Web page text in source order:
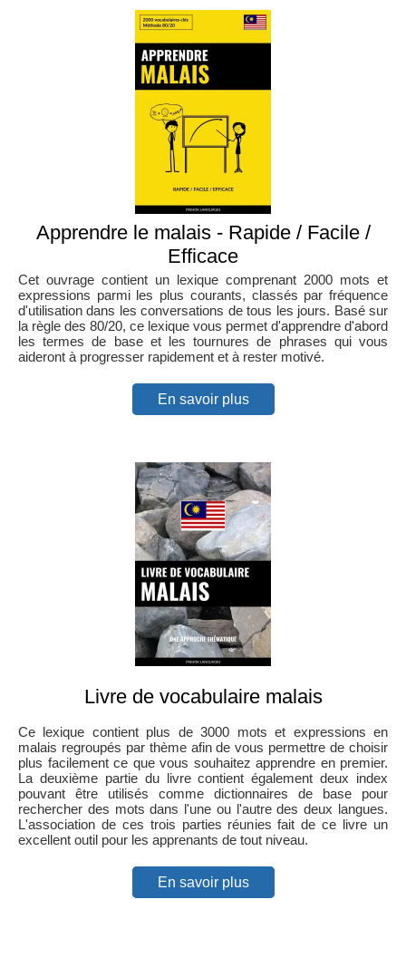
Apprendre le malais - Rapide / Facile /
Efficace
Cet ouvrage contient un lexique comprenant 2000 mots et
expressions parmi les plus courants, classés par fréquence
d'utilisation dans les conversations de tous les jours. Basé sur
la règle des 80/20, ce lexique vous permet d'apprendre d'abord
les termes de base et les tournures de phrases qui vous
aideront à progresser rapidement et à rester motivé.
En savoir plus
Livre de vocabulaire malais
Ce lexique contient plus de 3000 mots et expressions en
malais regroupés par thème afin de vous permettre de choisir
plus facilement ce que vous souhaitez apprendre en premier.
La deuxième partie du livre contient également deux index
pouvant être utilisés comme dictionnaires de base pour
rechercher des mots dans l'une ou l'autre des deux langues.
L'association de ces trois parties réunies fait de ce livre un
excellent outil pour les apprenants de tout niveau.
En savoir plus